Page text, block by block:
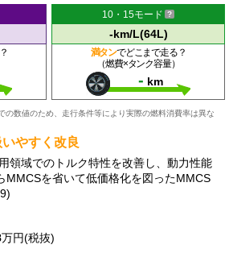
10・15モード
-km/L(64L)
満タンでどこまで走る？
（燃費×タンク容量）
- km
数値のため、走行条件等により実際の燃料消費率は異な
やすく改良
領域でのトルク特性を改善し、動力性能
MMCSを省いて低価格化を図ったMMCS
万円(税抜)